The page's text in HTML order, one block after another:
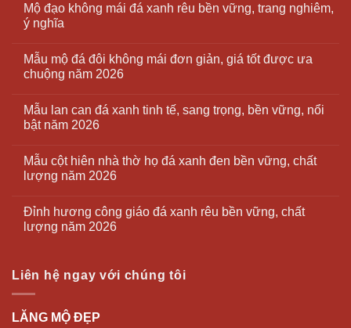
Mộ đạo không mái đá xanh rêu bền vững, trang nghiêm,
ý nghĩa
Mẫu mộ đá đôi không mái đơn giản, giá tốt được ưa
chuộng năm 2026
Mẫu lan can đá xanh tinh tế, sang trọng, bền vững, nổi
bật năm 2026
Mẫu cột hiên nhà thờ họ đá xanh đen bền vững, chất
lượng năm 2026
Đỉnh hương công giáo đá xanh rêu bền vững, chất
lượng năm 2026
Liên hệ ngay với chúng tôi
LĂNG MỘ ĐẸP